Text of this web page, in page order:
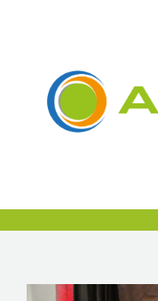
ΛΎΣΕΙΣ
ΑΡΧΙΚΉ